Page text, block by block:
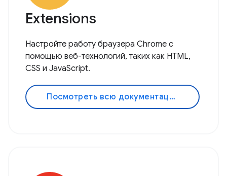
Extensions
Настройте работу браузера Chrome с
помощью веб-технологий, таких как HTML,
CSS и JavaScript.
Посмотреть всю документацию